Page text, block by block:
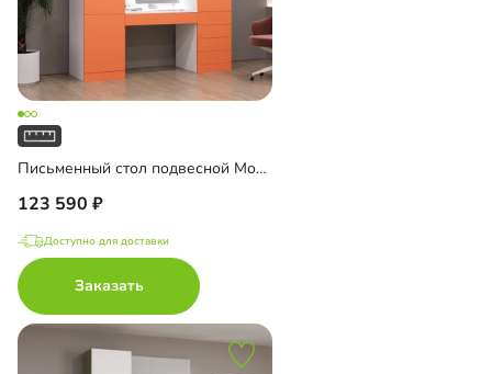
Письменный стол подвесной Мобаро-4
123 590
Доступно для доставки
Заказать